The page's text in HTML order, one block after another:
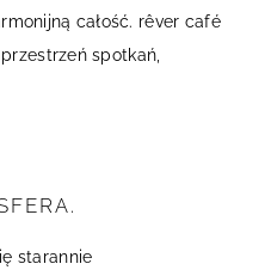
całość. rêver café
spotkań,
starannie